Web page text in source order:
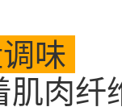
味
肌肉纤